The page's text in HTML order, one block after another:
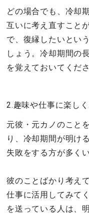
どの場合でも、冷却
互いに考え直すこと
で、復縁したいとい
しょう。冷却期間の
を覚えておいてくだ
2.趣味や仕事に楽し
元彼・元カノのこと
り、冷却期間が明け
失敗をする方が多くい
彼のことばかり考え
仕事に活用してみて
を送っている人は、